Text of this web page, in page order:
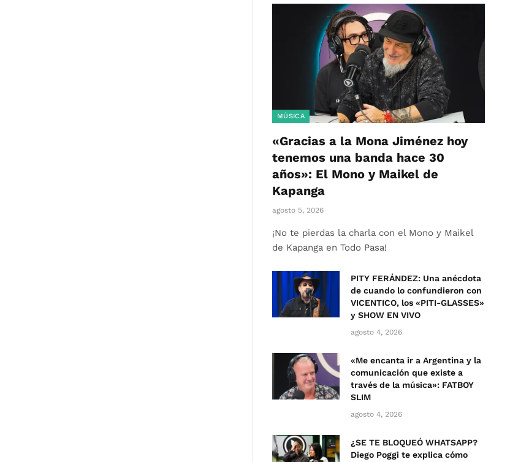
MÚSICA
«Gracias a la Mona Jiménez hoy
tenemos una banda hace 30
años»: El Mono y Maikel de
Kapanga
agosto 5, 2026
¡No te pierdas la charla con el Mono y Maikel
de Kapanga en Todo Pasa!
PITY FERÁNDEZ: Una anécdota
de cuando lo confundieron con
VICENTICO, los «PITI-GLASSES»
y SHOW EN VIVO
agosto 4, 2026
«Me encanta ir a Argentina y la
comunicación que existe a
través de la música»: FATBOY
SLIM
agosto 4, 2026
¿SE TE BLOQUEÓ WHATSAPP?
Diego Poggi te explica cómo